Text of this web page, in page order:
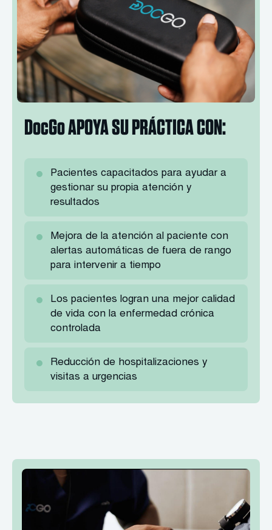
DocGo APOYA SU PRÁCTICA CON:
Pacientes capacitados para ayudar a
gestionar su propia atención y
resultados
Mejora de la atención al paciente con
alertas automáticas de fuera de rango
para intervenir a tiempo
Los pacientes logran una mejor calidad
de vida con la enfermedad crónica
controlada
Reducción de hospitalizaciones y
visitas a urgencias